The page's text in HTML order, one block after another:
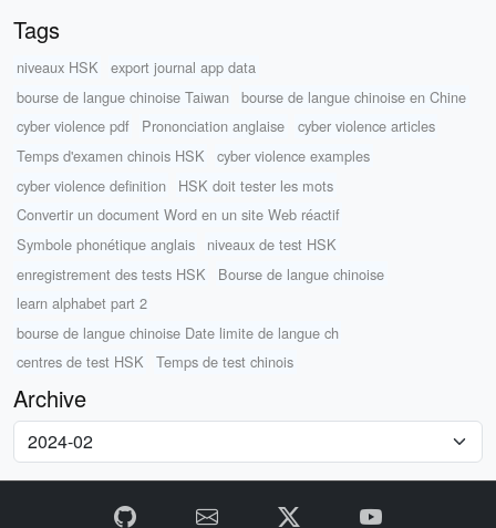
Tags
niveaux HSK
export journal app data
bourse de langue chinoise Taiwan
bourse de langue chinoise en Chine
cyber violence pdf
Prononciation anglaise
cyber violence articles
Temps d'examen chinois HSK
cyber violence examples
cyber violence definition
HSK doit tester les mots
Convertir un document Word en un site Web réactif
Symbole phonétique anglais
niveaux de test HSK
enregistrement des tests HSK
Bourse de langue chinoise
learn alphabet part 2
bourse de langue chinoise Date limite de langue ch
centres de test HSK
Temps de test chinois
Archive